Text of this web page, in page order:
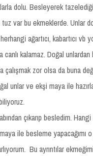
dolu. Besleyerek
var bu ekmeklerde. Unlar
ağartıcı, kabartıcı vb
canlı kalamaz. Doğal
çalışmak zor olsa da buna
unlar ve ekşi maya ile
çıkarıp besledim.
ile besleme yapacağımı
Bu ayrıntılar